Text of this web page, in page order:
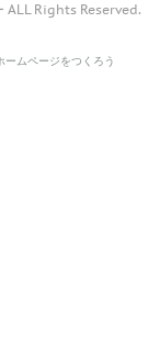
ALL Rights Reserved.
ームページをつくろう